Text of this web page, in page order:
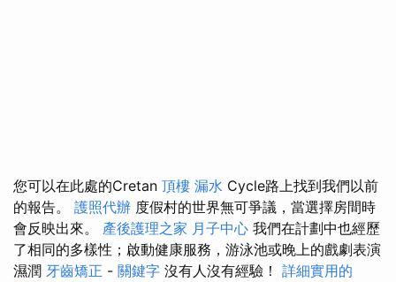
您可以在此處的Cretan 頂樓 漏水 Cycle路上找到我們以前
的報告。 護照代辦 度假村的世界無可爭議，當選擇房間時
會反映出來。 產後護理之家 月子中心 我們在計劃中也經歷
了相同的多樣性；啟動健康服務，游泳池或晚上的戲劇表演
濕潤 牙齒矯正 - 關鍵字 沒有人沒有經驗！ 詳細實用的